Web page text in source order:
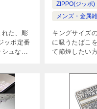
れた、彫
ッポ定番
ュなデ
アーマ
ZIPPO(ジッポ)
メンズ・金属
キングサイズ
に吸うたばこ
て節煙したい
ト・プレゼン